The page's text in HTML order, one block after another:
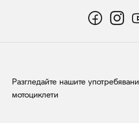
Разгледайте нашите употребявани
мотоциклети